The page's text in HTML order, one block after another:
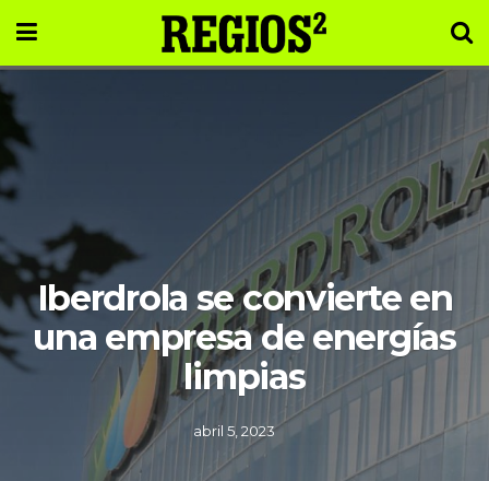
Iberdrola se convierte en
una empresa de energías
limpias
abril 5, 2023